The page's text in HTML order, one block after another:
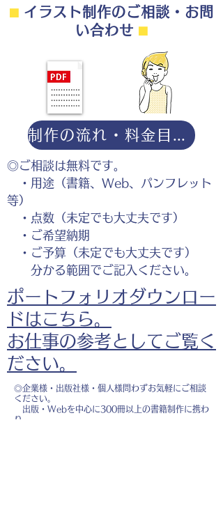
⬛︎イラスト制作のご相談・お問
い合わせ ⬛︎
◎ご相談は無料です。
・用途（書籍、Web、パンフレット
等）
・点数（未定でも大丈夫です）
・ご希望納期
・ご予算（未定でも大丈夫です）
分かる範囲でご記入ください。
ポートフォリオダウンロー
ドはこちら。
お仕事の参考としてご覧く
ださい。
◎企業様・出版社様・個人様問わずお気軽にご相談
ください。
出版・Webを中心に300冊以上の書籍制作に携わ
り、